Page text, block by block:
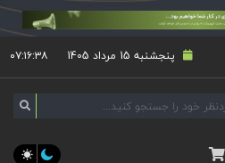
پنجشنبه 15 مرداد 1405 ۰۷:۱۶:۳۸